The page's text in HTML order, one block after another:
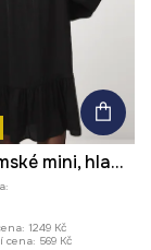
Šaty dámské mini, hladký povrch
1249 Kč
cena: 569 Kč